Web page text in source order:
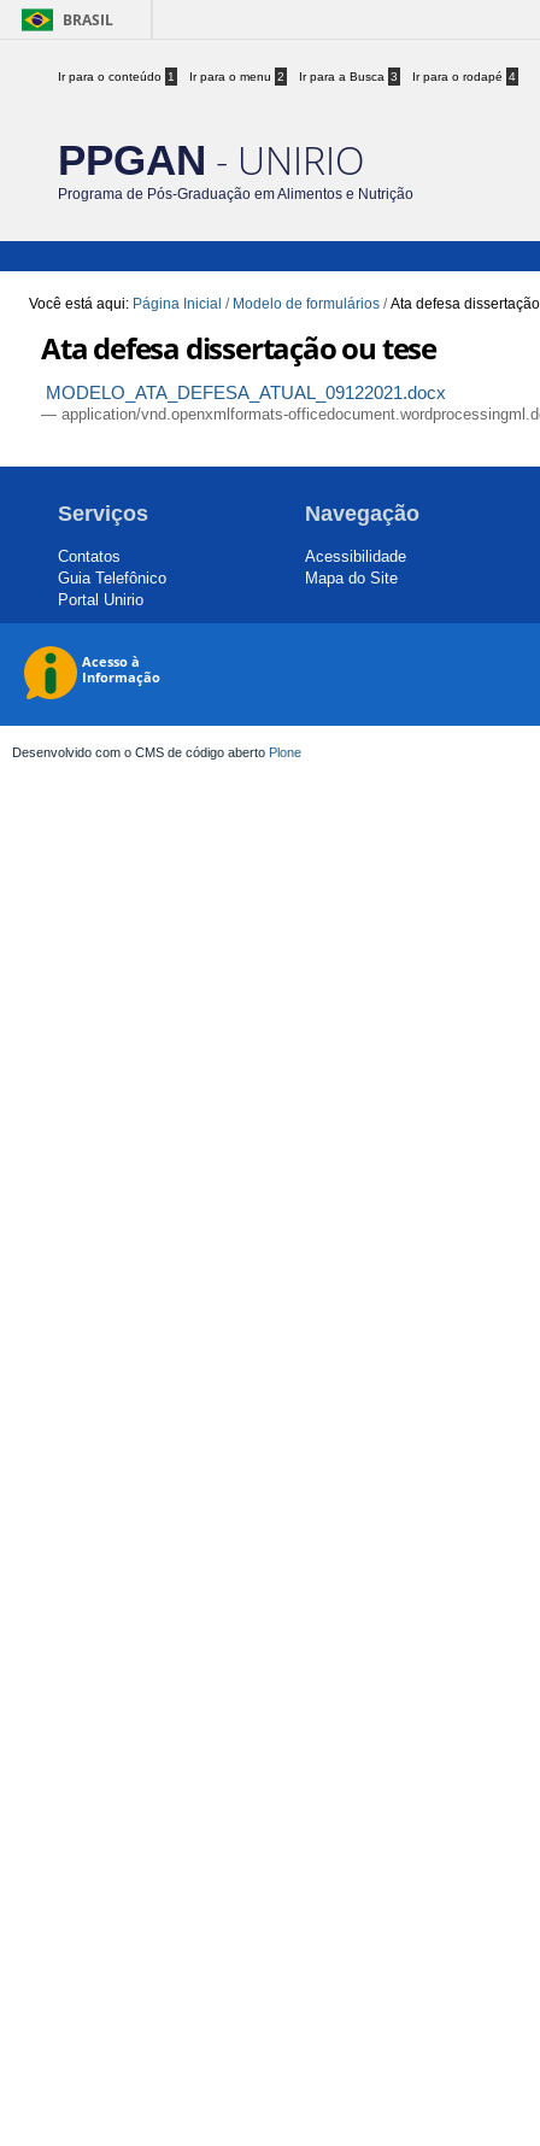
BRASIL
Ir para o conteúdo 1 Ir para o menu 2 Ir para a Busca 3 Ir para o rodapé 4
PPGAN - UNIRIO
Programa de Pós-Graduação em Alimentos e Nutrição
Você está aqui: Página Inicial / Modelo de formulários /Ata defesa
Ata defesa dissertação ou tese
MODELO_ATA_DEFESA_ATUAL_09122021.docx
— application/vnd.openxmlformats-
Serviços
Contatos
Guia Telefônico
Portal Unirio
Navegação
Acessibilidade
Mapa do Site
Desenvolvido com o CMS de código aberto Plone